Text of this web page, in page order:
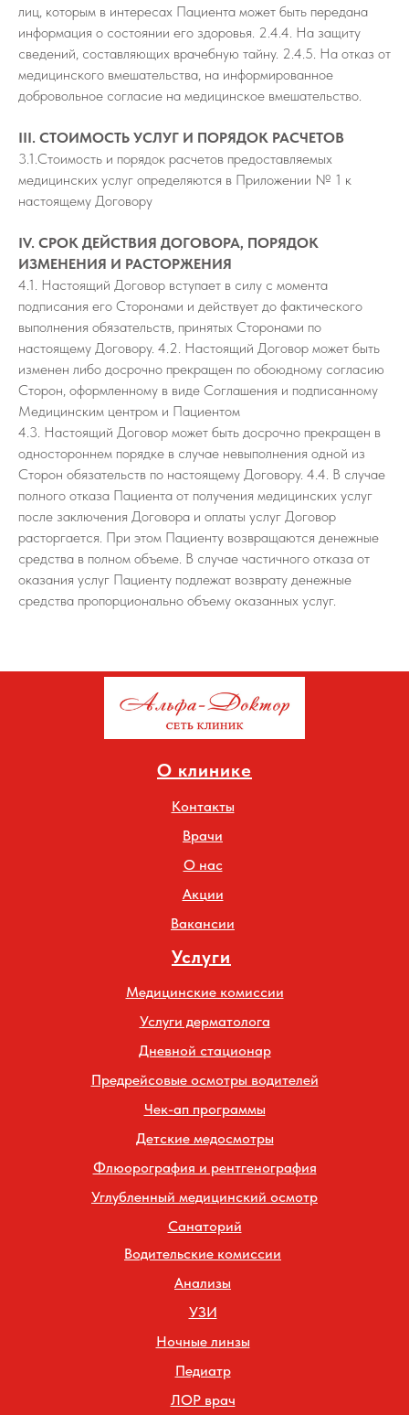
лиц, которым в интересах Пациента может быть передана
информация о состоянии его здоровья. 2.4.4. На защиту
сведений, составляющих врачебную тайну. 2.4.5. На отказ от
медицинского вмешательства, на информированное
добровольное согласие на медицинское вмешательство.
III. СТОИМОСТЬ УСЛУГ И ПОРЯДОК РАСЧЕТОВ
3.1.Стоимость и порядок расчетов предоставляемых
медицинских услуг определяются в Приложении № 1 к
настоящему Договору
IV. СРОК ДЕЙСТВИЯ ДОГОВОРА, ПОРЯДОК
ИЗМЕНЕНИЯ И РАСТОРЖЕНИЯ
4.1. Настоящий Договор вступает в силу с момента
подписания его Сторонами и действует до фактического
выполнения обязательств, принятых Сторонами по
настоящему Договору. 4.2. Настоящий Договор может быть
изменен либо досрочно прекращен по обоюдному согласию
Сторон, оформленному в виде Соглашения и подписанному
Медицинским центром и Пациентом
4.3. Настоящий Договор может быть досрочно прекращен в
одностороннем порядке в случае невыполнения одной из
Сторон обязательств по настоящему Договору. 4.4. В случае
полного отказа Пациента от получения медицинских услуг
после заключения Договора и оплаты услуг Договор
расторгается. При этом Пациенту возвращаются денежные
средства в полном объеме. В случае частичного отказа от
оказания услуг Пациенту подлежат возврату денежные
средства пропорционально объему оказанных услуг.
О клинике
Контакты
Врачи
О нас
Акции
Вакансии
Услуги
Медицинские комиссии
Услуги дерматолога
Дневной стационар
Предрейсовые осмотры водителей
Чек-ап программы
Детские медосмотры
Флюорография и рентгенография
Углубленный медицинский осмотр
Санаторий
Водительские комиссии
Анализы
УЗИ
Ночные линзы
Педиатр
ЛОР врач